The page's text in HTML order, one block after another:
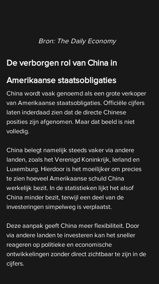
Bron: The Daily Economy
De verborgen rol van China in
Amerikaanse staatsobligaties
China wordt vaak genoemd als een grote verkoper
van Amerikaanse staatsobligaties. Officiële cijfers
laten inderdaad zien dat de directe Chinese
posities zijn afgenomen. Maar dat beeld is niet
volledig.
China belegt namelijk steeds vaker via andere
landen, zoals het Verenigd Koninkrijk, Ierland en
Luxemburg. Hierdoor is het moeilijker om precies
te zien hoeveel Amerikaanse schuld China
werkelijk bezit. In de statistieken lijkt het alsof
China minder bezit, terwijl een deel van de
investeringen simpelweg is verplaatst.
Deze aanpak geeft China meer flexibiliteit. Door
via andere landen te investeren kan het sneller
reageren op politieke en economische
ontwikkelingen zonder direct zichtbaar te zijn in de
cijfers.